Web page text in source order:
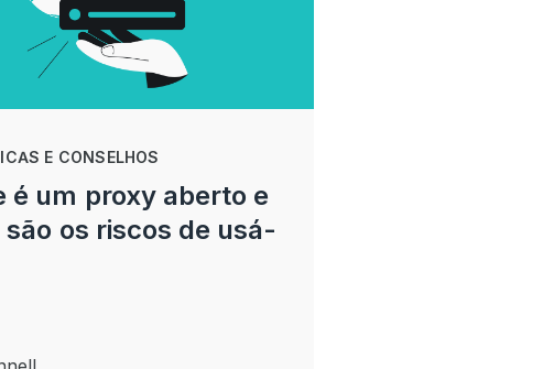
E CONSELHOS
é um proxy aberto e
são os riscos de usá-